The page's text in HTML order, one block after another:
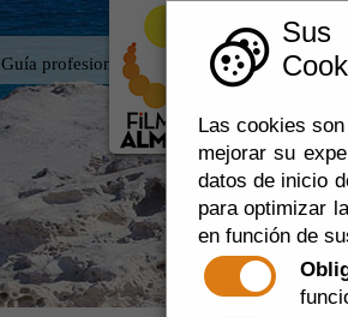
Las cookies
mejorar su
datos de inicio
para optimizar
en función de
Guía profesional Rodar en Almería 360